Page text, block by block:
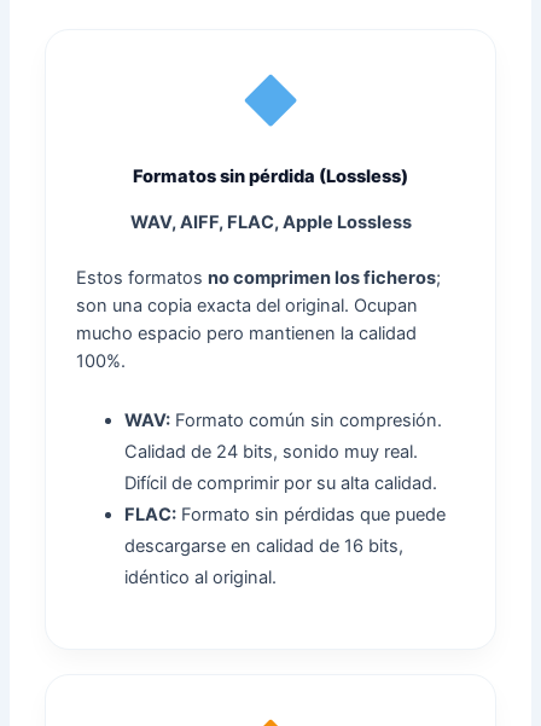
Formatos sin pérdida (Lossless)
WAV, AIFF, FLAC, Apple Lossless
Estos formatosno comprimen los ficheros;
son una copia exacta del original. Ocupan
mucho espacio pero mantienen la calidad
100%.
WAV: Formato común sin compresión.
Calidad de 24 bits, sonido muy real.
Difícil de comprimir por su alta calidad.
FLAC: Formato sin pérdidas que puede
descargarse en calidad de 16 bits,
idéntico al original.